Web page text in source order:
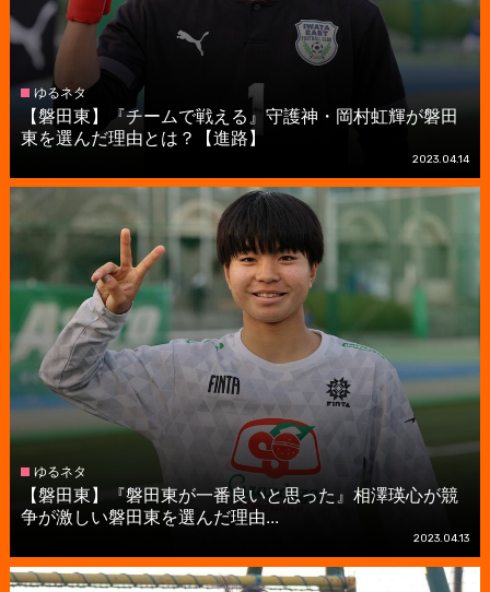
ゆるネタ
【磐田東】『チームで戦える』守護神・岡村虹輝が磐田
東を選んだ理由とは？【進路】
2023.04.14
ゆるネタ
【磐田東】『磐田東が一番良いと思った』相澤瑛心が競
争が激しい磐田東を選んだ理由...
2023.04.13